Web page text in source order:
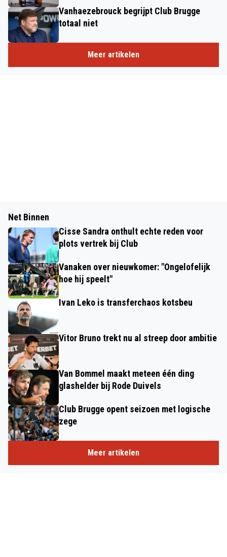
Vanhaezebrouck begrijpt Club Brugge
totaal niet
Meer artikelen
Net Binnen
Cisse Sandra onthult echte reden voor
plots vertrek bij Club
Vanaken over nieuwkomer: "Ongelofelijk
hoe hij speelt"
Ivan Leko is transferchaos kotsbeu
Vitor Bruno trekt nu al streep door ambitie
Van Bommel maakt meteen één ding
glashelder bij Rode Duivels
Club Brugge opent seizoen met logische
zege
Meer artikelen